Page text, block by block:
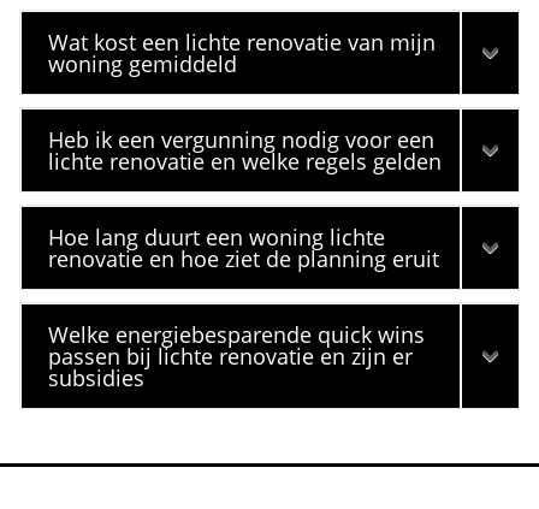
Wat kost een lichte renovatie van mijn
woning gemiddeld
Heb ik een vergunning nodig voor een
lichte renovatie en welke regels gelden
Hoe lang duurt een woning lichte
renovatie en hoe ziet de planning eruit
Welke energiebesparende quick wins
passen bij lichte renovatie en zijn er
subsidies